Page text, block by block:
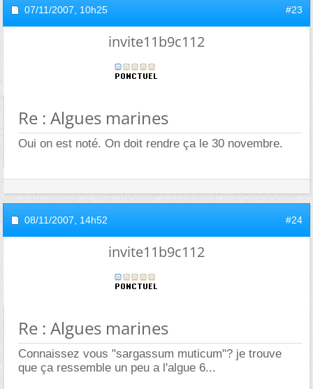
07/11/2007, 10h25 #23
invite11b9c112
Re : Algues marines
Oui on est noté. On doit rendre ça le 30 novembre.
08/11/2007, 14h52 #24
invite11b9c112
Re : Algues marines
Connaissez vous "sargassum muticum"? je trouve
que ça ressemble un peu a l'algue 6...